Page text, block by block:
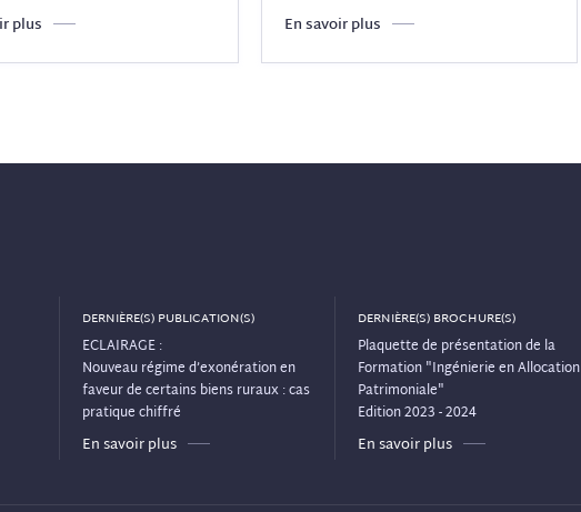
plus
En savoir plus
DERNIÈRE(S) PUBLICATION(S)
ECLAIRAGE :
Nouveau régime d’exonération en
faveur de certains biens ruraux : cas
pratique chiffré
En savoir plus
DERNIÈRE(S) BROCHURE(S)
Plaquette de présentation de la
Formation "Ingénierie en Allocation
Patrimoniale"
Edition 2023 - 2024
En savoir plus